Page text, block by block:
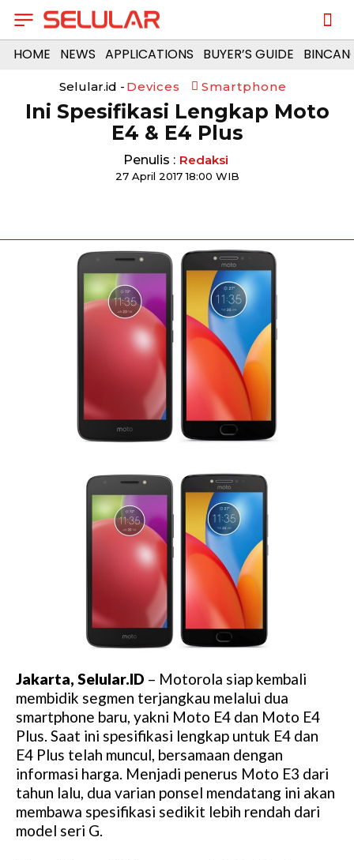
HOME NEWS APPLICATIONS BUYER’S GUIDE
Selular.id - Devices Smartphone
Ini Spesifikasi Lengkap Moto
E4 & E4 Plus
Penulis : Redaksi
27 April 2017 18:00 WIB
Jakarta, Selular.ID – Motorola siap kembali
membidik segmen terjangkau melalui dua
smartphone baru, yakni Moto E4 dan Moto E4
Plus. Saat ini spesifikasi lengkap untuk E4 dan
E4 Plus telah muncul, bersamaan dengan
informasi harga. Menjadi penerus Moto E3 dari
tahun lalu, dua varian ponsel mendatang ini akan
membawa spesifikasi sedikit lebih rendah dari
model seri G.